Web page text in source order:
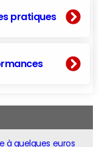
pratiques
à quelques euros